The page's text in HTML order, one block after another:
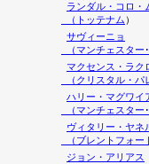
ランダル・コロ・
（ トッテナム）
サヴィーニョ
（マンチェスター
マクセンス・ラク
（クリスタル・パ
ハリー・マグワイ
（マンチェスター
ヴィタリー・ヤネ
（ブレントフォー
ジョン・アリアス